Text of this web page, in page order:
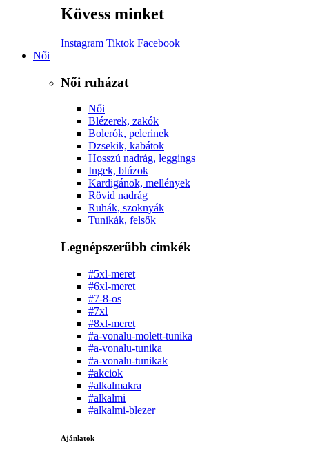
Kövess minket
Instagram Tiktok Facebook
Női
Női ruházat
Női
Blézerek, zakók
Bolerók, pelerinek
Dzsekik, kabátok
Hosszú nadrág, leggings
Ingek, blúzok
Kardigánok, mellények
Rövid nadrág
Ruhák, szoknyák
Tunikák, felsők
Legnépszerűbb cimkék
#5xl-meret
#6xl-meret
#7-8-os
#7xl
#8xl-meret
#a-vonalu-molett-tunika
#a-vonalu-tunika
#a-vonalu-tunikak
#akciok
#alkalmakra
#alkalmi
#alkalmi-blezer
Ajánlatok